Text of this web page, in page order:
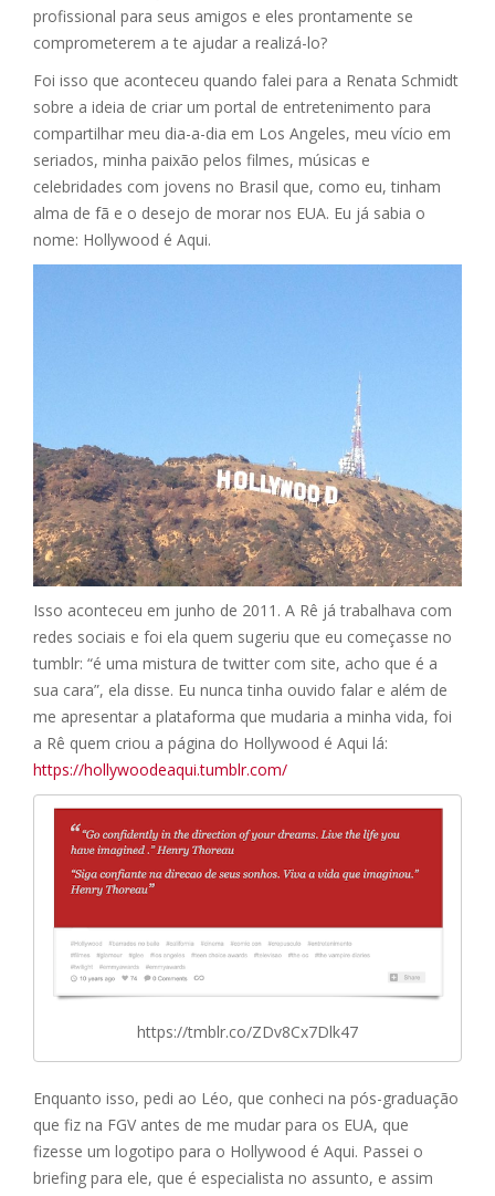
profissional para seus amigos e eles prontamente se
comprometerem a te ajudar a realizá-lo?
Foi isso que aconteceu quando falei para a Renata Schmidt
sobre a ideia de criar um portal de entretenimento para
compartilhar meu dia-a-dia em Los Angeles, meu vício em
seriados, minha paixão pelos filmes, músicas e
celebridades com jovens no Brasil que, como eu, tinham
alma de fã e o desejo de morar nos EUA. Eu já sabia o
nome: Hollywood é Aqui.
Isso aconteceu em junho de 2011. A Rê já trabalhava com
redes sociais e foi ela quem sugeriu que eu começasse no
tumblr: “é uma mistura de twitter com site, acho que é a
sua cara”, ela disse. Eu nunca tinha ouvido falar e além de
me apresentar a plataforma que mudaria a minha vida, foi
a Rê quem criou a página do Hollywood é Aqui lá:
https://hollywoodeaqui.tumblr.com/
https://tmblr.co/ZDv8Cx7Dlk47
Enquanto isso, pedi ao Léo, que conheci na pós-graduação
que fiz na FGV antes de me mudar para os EUA, que
fizesse um logotipo para o Hollywood é Aqui. Passei o
briefing para ele, que é especialista no assunto, e assim